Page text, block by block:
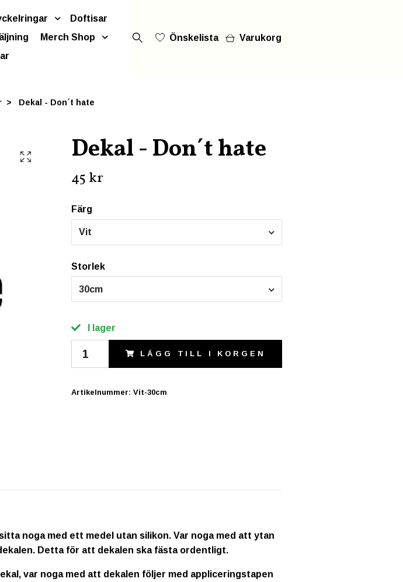
Doftisar
Merch Shop
Önskelista Varukorg
Dekal - Don´t hate
Dekal - Don´t hate
45 kr
Färg
Vit
Storlek
30cm
I lager
LÄGG TILL I KORGEN
Artikelnummer: Vit-30cm
noga med ett medel utan silikon. Var noga med att ytan
Detta för att dekalen ska fästa ordentligt.
var noga med att dekalen följer med appliceringstapen